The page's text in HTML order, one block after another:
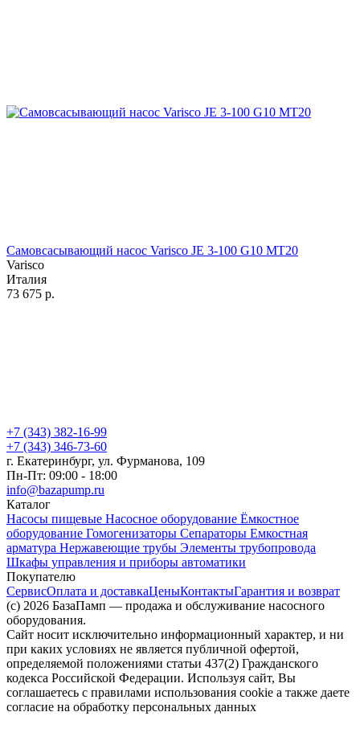
Самовсасывающий насос Varisco JE 3-100 G10 MT20
Varisco
Италия
73 675 р.
+7 (343) 382-16-99
+7 (343) 346-73-‬60
г. Екатеринбург, ул. Фурманова, 109
Пн-Пт: 09:00 - 18:00
info@bazapump.ru
Каталог
Насосы пищевые Насосное оборудование Ёмкостное
оборудование Гомогенизаторы Сепараторы Емкостная
арматура Нержавеющие трубы Элементы трубопровода
Шкафы управления и приборы автоматики
Покупателю
СервисОплата и доставкаЦеныКонтактыГарантия и возврат
(c) 2026 БазаПамп — продажа и обслуживание насосного
оборудования.
Сайт носит исключительно информационный характер, и ни
при каких условиях не является публичной офертой,
определяемой положениями статьи 437(2) Гражданского
кодекса Российской Федерации. Используя сайт, Вы
соглашаетесь с правилами использования cookie а также даете
согласие на обработку персональных данных